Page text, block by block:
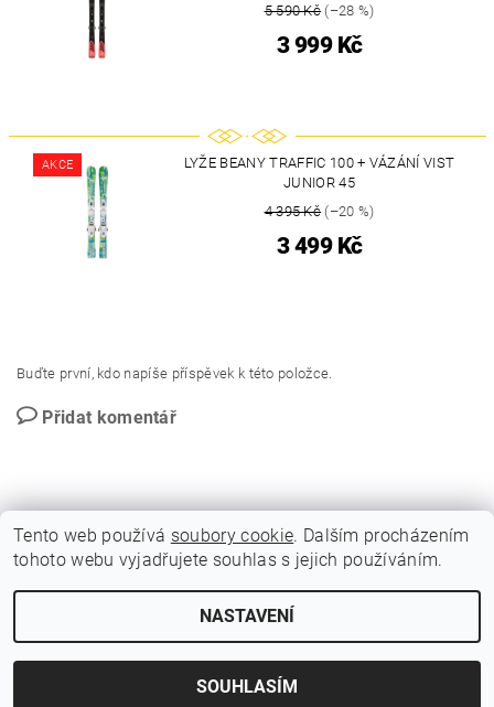
5 590 Kč(–28 %)
3 999 Kč
AKCE
LYŽE BEANY TRAFFIC 100 + VÁZÁNÍ VIST
JUNIOR 45
4 395 Kč(–20 %)
3 499 Kč
Buďte první, kdo napíše příspěvek k této položce.
Přidat komentář
2026 © BLITZ FLITZ ski and bike, všechna práva vyhrazena
Vytvořil Shoptet
Tento web používá soubory cookie. Dalším procházením
tohoto webu vyjadřujete souhlas s jejich používáním.
NASTAVENÍ
SOUHLASÍM